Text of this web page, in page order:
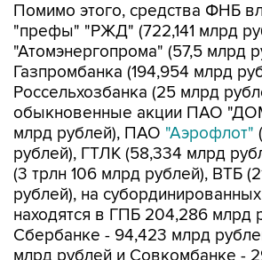
Помимо этого, средства ФНБ
"префы" "РЖД" (722,141 млрд
"Атомэнергопрома" (57,5 млрд
Газпромбанка (194,954 млрд
Россельхозбанка (25 млрд
обыкновенные акции ПАО
млрд рублей), ПАО "Аэрофлот"
рублей), ГТЛК (58,334 млрд
(3 трлн 106 млрд рублей), ВТБ
рублей), на
находятся в ГПБ 204,286 млрд
Сбербанке - 94,423 млрд